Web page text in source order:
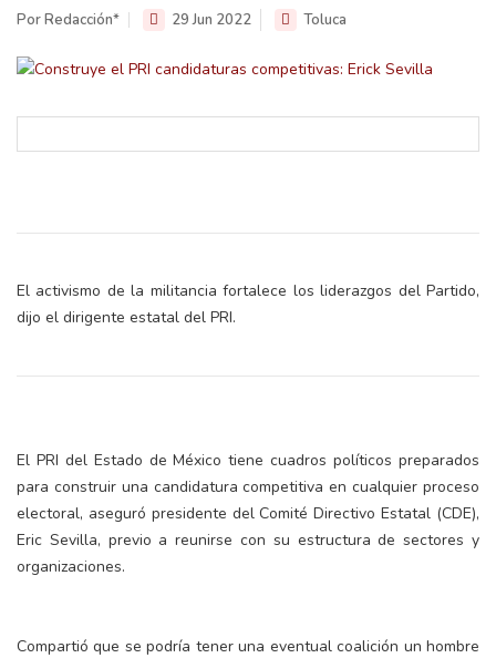
Por Redacción* 29 Jun 2022 Toluca
El activismo de la militancia fortalece los liderazgos del Partido,
dijo el dirigente estatal del PRI.
El PRI del Estado de México tiene cuadros políticos preparados
para construir una candidatura competitiva en cualquier proceso
electoral, aseguró presidente del Comité Directivo Estatal (CDE),
Eric Sevilla, previo a reunirse con su estructura de sectores y
organizaciones.
Compartió que se podría tener una eventual coalición un hombre